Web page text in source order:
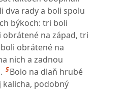
dva rady a boli spolu
býkoch: tri boli
obrátené na západ, tri
obrátené na
nich a zadnou
5 Bolo na dlaň hrubé
podobný